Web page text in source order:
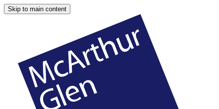
Skip to main content